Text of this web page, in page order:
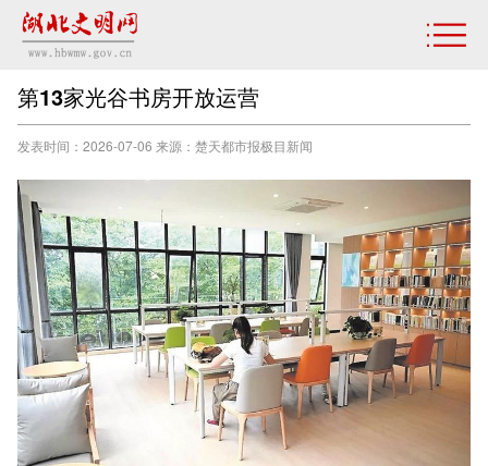
第13家光谷书房开放运营
发表时间：2026-07-06 来源：楚天都市报极目新闻